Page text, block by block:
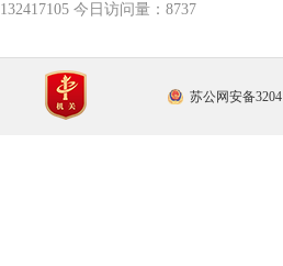
132417105 今日访问量： 8737
苏公网安备